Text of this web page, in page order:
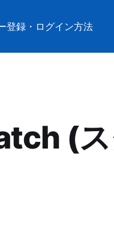
登録・ログイン方法
(